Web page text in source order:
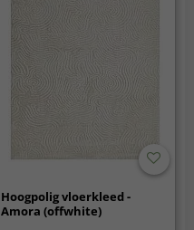
Hoogpolig vloerkleed -
Amora (offwhite)